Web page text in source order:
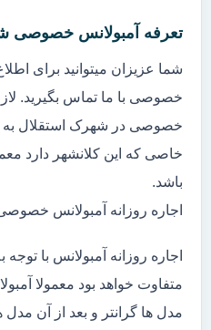
تعرفه آمبولانس خصوصی
شما عزیزان میتوانید برای
خصوصی با ما تماس بگیرید.
خصوصی در شهرک استقلال به
خاصی که این کلانشهر دارد
باشد.
اجاره روزانه آمبولانس
اجاره روزانه آمبولانس با